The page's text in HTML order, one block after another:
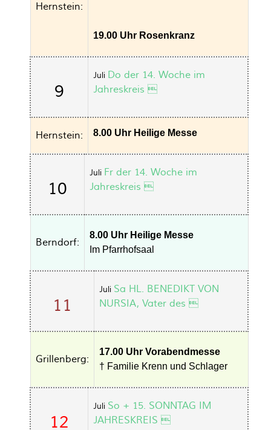
Hernstein:
19.00 Uhr Rosenkranz
9
Juli Do der 14. Woche im
Jahreskreis 
Hernstein: 8.00 Uhr Heilige Messe
10
Juli Fr der 14. Woche im
Jahreskreis 
Berndorf:
8.00 Uhr Heilige Messe
Im Pfarrhofsaal
11
Juli Sa HL. BENEDIKT VON
NURSIA, Vater des 
Grillenberg:
17.00 Uhr Vorabendmesse
† Familie Krenn und Schlager
12
Juli So + 15. SONNTAG IM
JAHRESKREIS 